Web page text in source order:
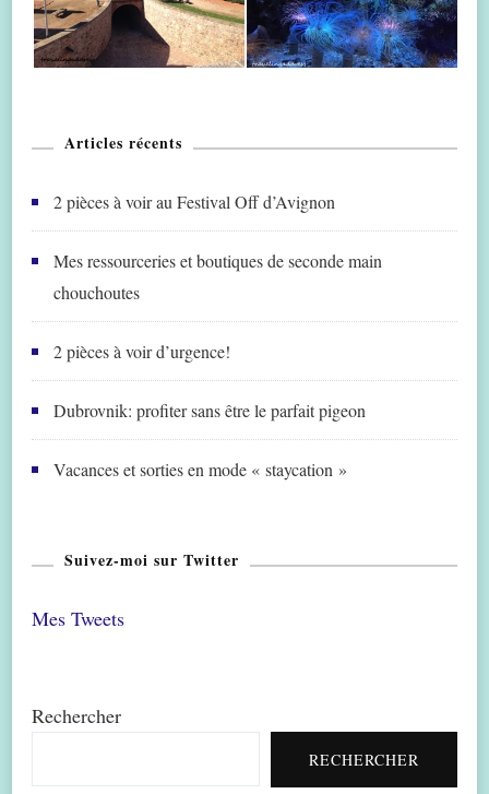
Articles récents
2 pièces à voir au Festival Off d’Avignon
Mes ressourceries et boutiques de seconde main
chouchoutes
2 pièces à voir d’urgence!
Dubrovnik: profiter sans être le parfait pigeon
Vacances et sorties en mode « staycation »
Suivez-moi sur Twitter
Mes Tweets
Rechercher
RECHERCHER